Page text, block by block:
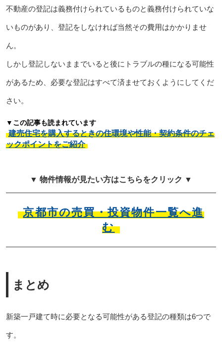
不動産の登記は義務付けられているものと義務付けられていな
いものがあり、登記をしなければ当然その費用はかかりませ
ん。
しかし登記しないままでいると後にトラブルの種になる可能性
があるため、必要な登記はすべて済ませておくようにしてくだ
さい。
▼この記事も読まれています
建売住宅を購入するときの住環境や性能・契約条件のチェ
ックポイントをご紹介
▼ 物件情報が見たい方はこちらをクリック ▼
京都市の売買・投資物件一覧へ進
む
まとめ
新築一戸建て時に必要となる可能性がある登記の種類は6つで
す。